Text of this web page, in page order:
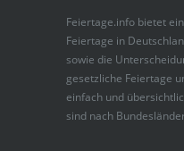
Feiertage.info bietet
Feiertage in
sowie die
gesetzliche Feiertage
einfach und
sind nach